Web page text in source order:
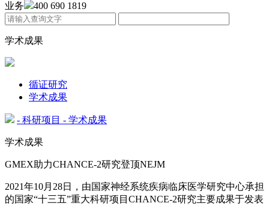
业务 400 690 1819
学术成果
循证研究
学术成果
- 科研项目 - 学术成果
学术成果
GMEX助力CHANCE-2研究登顶NEJM
2021年10月28日，由国家神经系统疾病临床医学研究中心承担
的国家“十三五”重大科研项目CHANCE-2研究主要成果于发表